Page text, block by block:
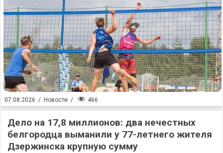
07.08.2026 / Новости / 466
Дело на 17,8 миллионов: два нечестных
белгородца выманили у 77-летнего жителя
Дзержинска крупную сумму